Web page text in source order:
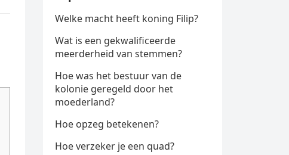
Welke macht heeft koning Filip?
Wat is een gekwalificeerde
meerderheid van stemmen?
Hoe was het bestuur van de
kolonie geregeld door het
moederland?
Hoe opzeg betekenen?
Hoe verzeker je een quad?